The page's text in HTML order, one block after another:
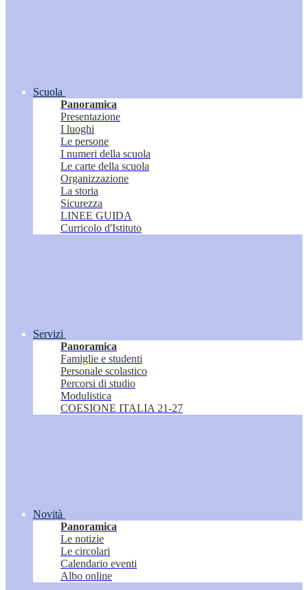
Scuola
Panoramica
Presentazione
I luoghi
Le persone
I numeri della scuola
Le carte della scuola
Organizzazione
La storia
Sicurezza
LINEE GUIDA
Curricolo d'Istituto
Servizi
Panoramica
Famiglie e studenti
Personale scolastico
Percorsi di studio
Modulistica
COESIONE ITALIA 21-27
Novità
Panoramica
Le notizie
Le circolari
Calendario eventi
Albo online